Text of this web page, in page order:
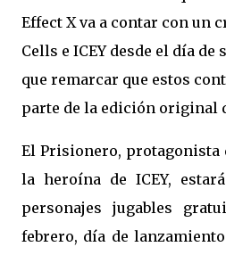
Effect X va a contar con un
Cells e ICEY desde el día
que remarcar que estos
parte de la edición original
El Prisionero, protagonista
la heroína de ICEY,
personajes jugables
febrero, día de